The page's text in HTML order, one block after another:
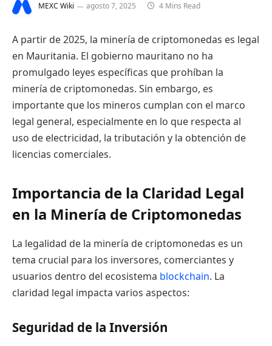
MEXC Wiki agosto 7, 2025 4 Mins Read
A partir de 2025, la minería de criptomonedas es legal
en Mauritania. El gobierno mauritano no ha
promulgado leyes específicas que prohíban la
minería de criptomonedas. Sin embargo, es
importante que los mineros cumplan con el marco
legal general, especialmente en lo que respecta al
uso de electricidad, la tributación y la obtención de
licencias comerciales.
Importancia de la Claridad Legal
en la Minería de Criptomonedas
La legalidad de la minería de criptomonedas es un
tema crucial para los inversores, comerciantes y
usuarios dentro del ecosistema blockchain. La
claridad legal impacta varios aspectos:
Seguridad de la Inversión